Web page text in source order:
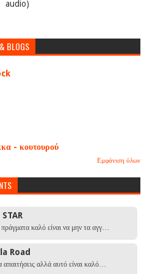
audio)
BLOGS
- κουτουρού
Εμφάνιση όλων
STAR
καλό είναι να μην τα αγγ…
Road
απαιτήσεις αλλά αυτό είναι καλό…